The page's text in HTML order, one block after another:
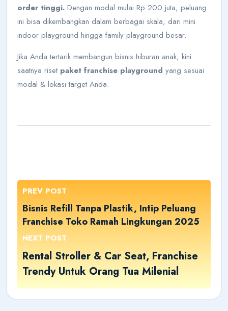
order tinggi. Dengan modal mulai Rp 200 juta, peluang
ini bisa dikembangkan dalam berbagai skala, dari mini
indoor playground hingga family playground besar.
Jika Anda tertarik membangun bisnis hiburan anak, kini
saatnya riset paket franchise playground yang sesuai
modal & lokasi target Anda.
PREV POST
Bisnis Refill Tanpa Plastik, Intip Peluang
Franchise Toko Ramah Lingkungan 2025
NEXT POST
Rental Stroller & Car Seat, Franchise
Trendy Untuk Orang Tua Milenial